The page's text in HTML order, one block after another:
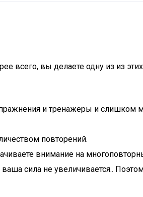
всего, вы делаете одну из из
и тренажеры и слишком
повторений.
внимание на
сила не увеличивается..